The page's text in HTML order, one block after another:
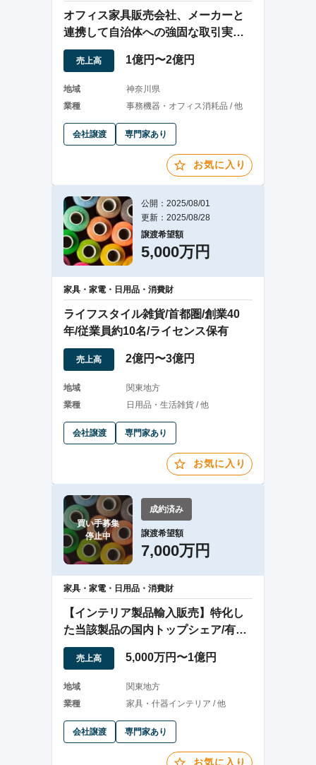
オフィス家具販売会社、メーカーと
連携して自治体への強固な取引実績
と入札資格を保有
売上高 1億円〜2億円
地域
神奈川県
業種
事務機器・オフィス消耗品 / 他
会社譲渡 専門家あり
お気に入り
公開：2025/08/01
更新：2025/08/28
譲渡希望額
5,000万円
家具・家電・日用品・消費財
ライフスタイル雑貨/首都圏/創業40
年/従業員約10名/ライセンス保有
売上高 2億円〜3億円
地域
関東地方
業種
日用品・生活雑貨 / 他
会社譲渡 専門家あり
お気に入り
買い手募集
停止中
成約済み
譲渡希望額
7,000万円
家具・家電・日用品・消費財
【インテリア製品輸入販売】特化し
た当該製品の国内トップシェア/有名
施設多数納入
売上高 5,000万円〜1億円
地域
関東地方
業種
家具・什器インテリア / 他
会社譲渡 専門家あり
お気に入り